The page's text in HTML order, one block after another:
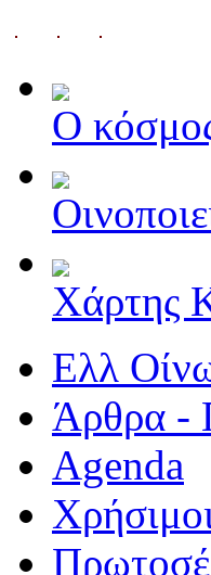
Ο
Χάρτης
Ελλ
Άρθρα -
Agenda